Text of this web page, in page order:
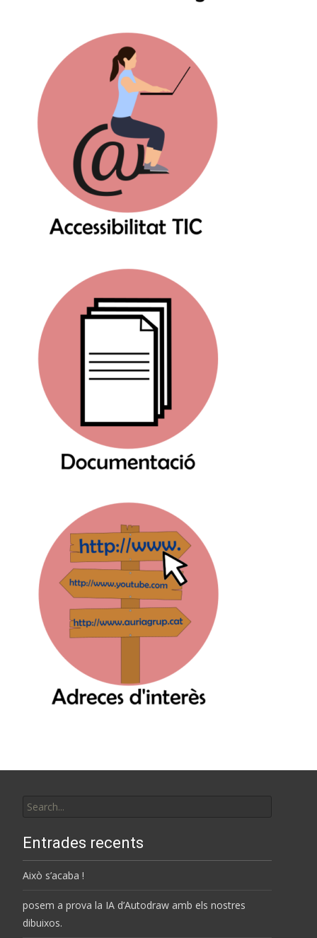
for:
Entrades recents
Això s’acaba !
posem a prova la IA d’Autodraw amb els nostres
dibuixos.